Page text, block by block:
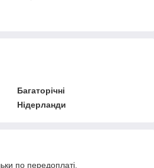
Багаторічні
Нідерланди
по передоплаті.